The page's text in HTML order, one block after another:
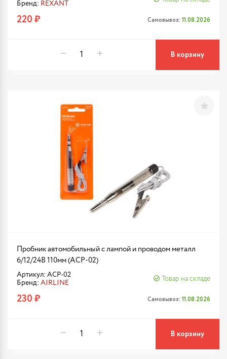
Бренд: REXANT
220 ₽ Самовывоз: 11.08.2026
В корзину
Пробник автомобильный с лампой и проводом металл
6/12/24В 110мм (ACP-02)
Артикул: ACP-02
Бренд: AIRLINE
Товар на складе
230 ₽ Самовывоз: 11.08.2026
В корзину